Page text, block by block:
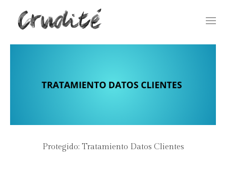
Protegido: Tratamiento Datos Clientes